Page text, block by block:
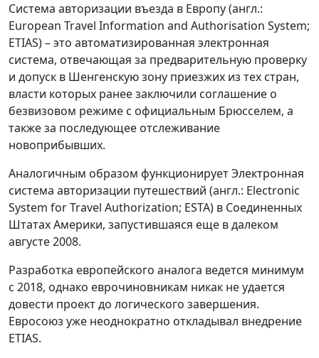
Система авторизации въезда в Европу (англ.:
European Travel Information and Authorisation System;
ETIAS) – это автоматизированная электронная
система, отвечающая за предварительную проверку
и допуск в Шенгенскую зону приезжих из тех стран,
власти которых ранее заключили соглашение о
безвизовом режиме с официальным Брюсселем, а
также за последующее отслеживание
новоприбывших.
Аналогичным образом функционирует Электронная
система авторизации путешествий (англ.: Electronic
System for Travel Authorization; ESTA) в Соединенных
Штатах Америки, запустившаяся еще в далеком
августе 2008.
Разработка европейского аналога ведется минимум
с 2018, однако еврочиновникам никак не удается
довести проект до логического завершения.
Евросоюз уже неоднократно откладывал внедрение
ETIAS.